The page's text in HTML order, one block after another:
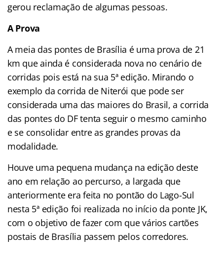
gerou reclamação de algumas pessoas.
A Prova
A meia das pontes de Brasília é uma prova de 21
km que ainda é considerada nova no cenário de
corridas pois está na sua 5ª edição. Mirando o
exemplo da corrida de Niterói que pode ser
considerada uma das maiores do Brasil, a corrida
das pontes do DF tenta seguir o mesmo caminho
e se consolidar entre as grandes provas da
modalidade.
Houve uma pequena mudança na edição deste
ano em relação ao percurso, a largada que
anteriormente era feita no pontão do Lago-Sul
nesta 5ª edição foi realizada no início da ponte JK,
com o objetivo de fazer com que vários cartões
postais de Brasília passem pelos corredores.